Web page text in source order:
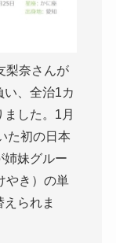
梨奈さんが
い、全治1カ
した。1月
た初の日本
姉妹グルー
やき）の単
られま